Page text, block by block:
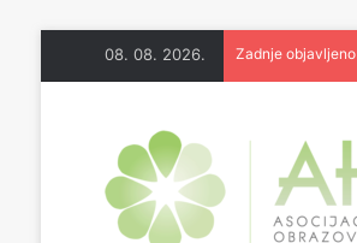
08. 08. 2026. Zadnje objavljeno